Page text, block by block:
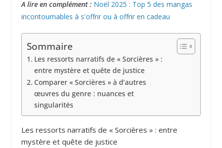
A lire en complément : Noël 2025 : Top 5 des mangas
incontournables à s'offrir ou à offrir en cadeau
Sommaire
Les ressorts narratifs de « Sorcières » :
entre mystère et quête de justice
Comparer « Sorcières » à d’autres
œuvres du genre : nuances et
singularités
Les ressorts narratifs de « Sorcières » : entre
mystère et quête de justice